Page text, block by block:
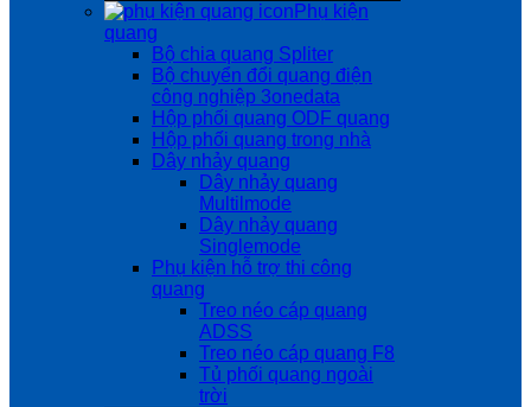
Phụ kiện
quang
Bộ chia quang Spliter
Bộ chuyển đổi quang điện
công nghiệp 3onedata
Hộp phối quang ODF quang
Hộp phối quang trong nhà
Dây nhảy quang
Dây nhảy quang
Multilmode
Dây nhảy quang
Singlemode
Phụ kiện hỗ trợ thi công
quang
Treo néo cáp quang
ADSS
Treo néo cáp quang F8
Tủ phối quang ngoài
trời